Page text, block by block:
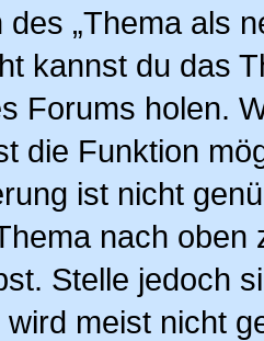
„Thema als
kannst du das
Forums holen.
die Funktion
ist nicht
nach
Stelle jedoch
meist nicht